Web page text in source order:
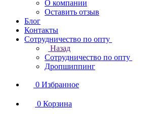
О компании
Оставить отзыв
Блог
Контакты
Сотрудничество по опту
Назад
Сотрудничество по опту
Дропшиппинг
0 Избранное
0 Корзина